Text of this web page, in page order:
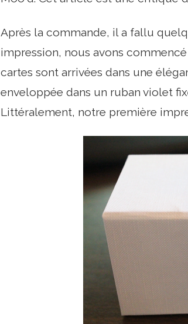
Après la commande, il a fallu
impression, nous avons
cartes sont arrivées dans une
enveloppée dans un ruban violet
Littéralement, notre première